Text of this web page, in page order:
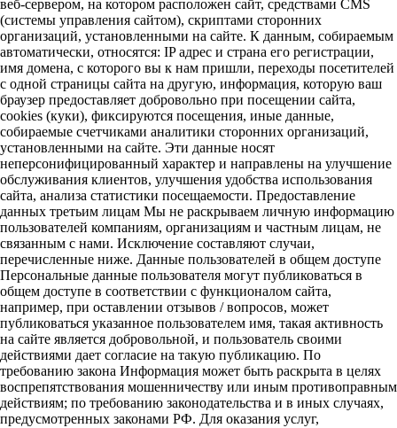
веб-сервером, на котором расположен сайт, средствами CMS
(системы управления сайтом), скриптами сторонних
организаций, установленными на сайте. К данным, собираемым
автоматически, относятся: IP адрес и страна его регистрации,
имя домена, с которого вы к нам пришли, переходы посетителей
с одной страницы сайта на другую, информация, которую ваш
браузер предоставляет добровольно при посещении сайта,
cookies (куки), фиксируются посещения, иные данные,
собираемые счетчиками аналитики сторонних организаций,
установленными на сайте. Эти данные носят
неперсонифицированный характер и направлены на улучшение
обслуживания клиентов, улучшения удобства использования
сайта, анализа статистики посещаемости. Предоставление
данных третьим лицам Мы не раскрываем личную информацию
пользователей компаниям, организациям и частным лицам, не
связанным с нами. Исключение составляют случаи,
перечисленные ниже. Данные пользователей в общем доступе
Персональные данные пользователя могут публиковаться в
общем доступе в соответствии с функционалом сайта,
например, при оставлении отзывов / вопросов, может
публиковаться указанное пользователем имя, такая активность
на сайте является добровольной, и пользователь своими
действиями дает согласие на такую публикацию. По
требованию закона Информация может быть раскрыта в целях
воспрепятствования мошенничеству или иным противоправным
действиям; по требованию законодательства и в иных случаях,
предусмотренных законами РФ. Для оказания услуг,